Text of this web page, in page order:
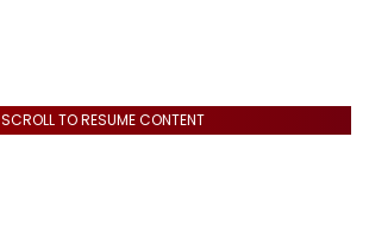
SCROLL TO RESUME CONTENT